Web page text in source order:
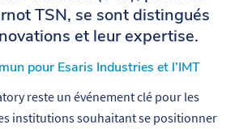
TSN, se sont distingués
et leur expertise.
pour Esaris Industries et l’IMT
reste un événement clé pour les
institutions souhaitant se positionner